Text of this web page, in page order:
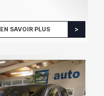
EN SAVOIR PLUS